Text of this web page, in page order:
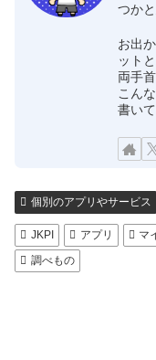
つか
お出
ット
両手
こん
書いて
個別のアプリやサービス
JKPI アプリ マ
調べもの